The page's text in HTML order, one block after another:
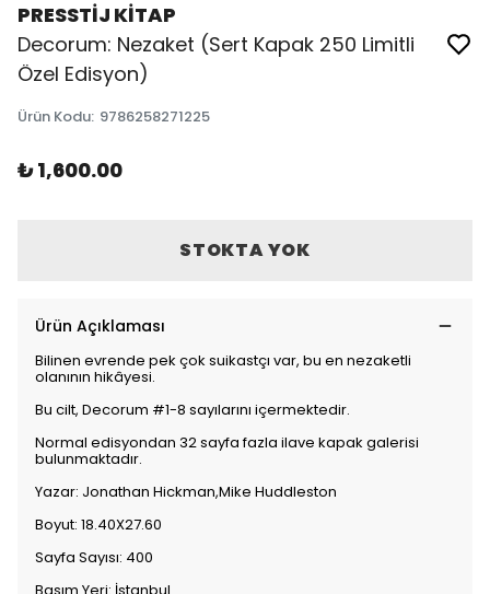
PRESSTİJ KİTAP
Decorum: Nezaket (Sert Kapak 250 Limitli
Özel Edisyon)
Ürün Kodu: 9786258271225
₺ 1,600.00
STOKTA YOK
Ürün Açıklaması
Bilinen evrende pek çok suikastçı var, bu en nezaketli
olanının hikâyesi.
Bu cilt, Decorum #1-8 sayılarını içermektedir.
Normal edisyondan 32 sayfa fazla ilave kapak galerisi
bulunmaktadır.
Yazar: Jonathan Hickman,Mike Huddleston
Boyut: 18.40X27.60
Sayfa Sayısı: 400